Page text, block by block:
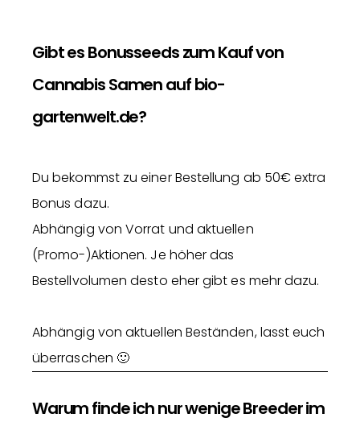
Gibt es Bonusseeds zum Kauf von
Cannabis Samen auf bio-
gartenwelt.de?
Du bekommst zu einer Bestellung ab 50€ extra
Bonus dazu.
Abhängig von Vorrat und aktuellen
(Promo-)Aktionen. Je höher das
Bestellvolumen desto eher gibt es mehr dazu.
Abhängig von aktuellen Beständen, lasst euch
überraschen 🙂
Warum finde ich nur wenige Breeder im